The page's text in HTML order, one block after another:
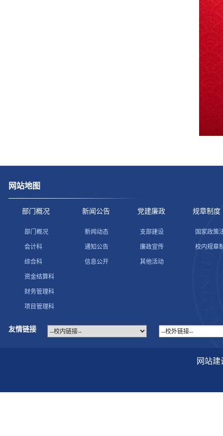
网站地图
部门概况
部门概况
会计科
综合科
资金结算科
财务管理科
项目管理科
新闻公告
新闻动态
通知公告
信息公开
党建廉政
支部建设
廉政宣传
其他活动
规章制度
国家政策
校内规章
友情链接
网站